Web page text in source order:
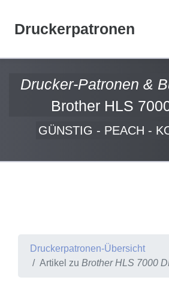
Druckerpatronen
Drucker-Patronen &
Brother HLS
GÜNSTIG - PEACH -
Druckerpatronen-Übersicht
Artikel zu Brother HLS 7000